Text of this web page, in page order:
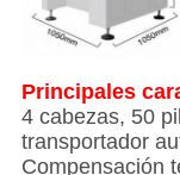
Principales
4 cabezas, 50
transportador
Compensación